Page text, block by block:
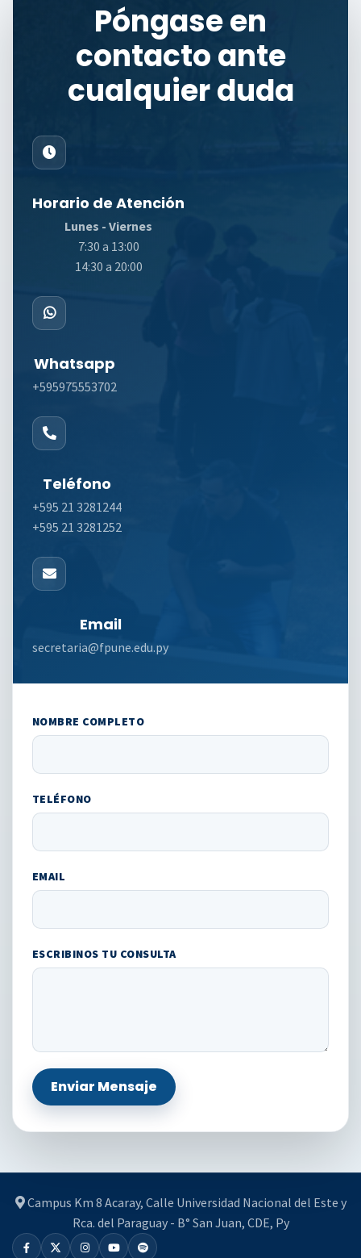
Póngase en
contacto ante
cualquier duda
Horario de Atención
Lunes - Viernes
7:30 a 13:00
14:30 a 20:00
Whatsapp
+595975553702
Teléfono
+595 21 3281244
+595 21 3281252
Email
secretaria@fpune.edu.py
NOMBRE COMPLETO
TELÉFONO
EMAIL
ESCRIBINOS TU CONSULTA
Enviar Mensaje
Campus Km 8 Acaray, Calle Universidad Nacional del Este y
Rca. del Paraguay - B° San Juan, CDE, Py